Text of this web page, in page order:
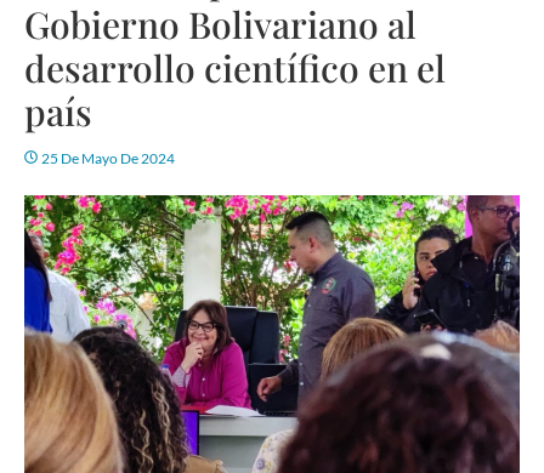
Gobierno Bolivariano al
desarrollo científico en el
país
25 De Mayo De 2024